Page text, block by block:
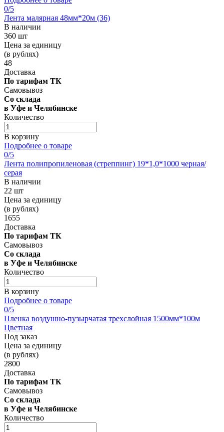
0/5
Лента малярная 48мм*20м (36)
В наличии
360 шт
Цена за единицу
(в рублях)
48
Доставка
По тарифам ТК
Самовывоз
Со склада
в Уфе и Челябинске
Количество
В корзину
Подробнее о товаре
0/5
Лента полипропиленовая (стреппинг) 19*1,0*1000 черная/
серая
В наличии
22 шт
Цена за единицу
(в рублях)
1655
Доставка
По тарифам ТК
Самовывоз
Со склада
в Уфе и Челябинске
Количество
В корзину
Подробнее о товаре
0/5
Пленка воздушно-пузырчатая трехслойная 1500мм*100м
Цветная
Под заказ
Цена за единицу
(в рублях)
2800
Доставка
По тарифам ТК
Самовывоз
Со склада
в Уфе и Челябинске
Количество